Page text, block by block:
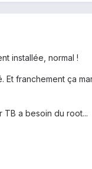
installée, normal !
Et franchement ça
a besoin du root...